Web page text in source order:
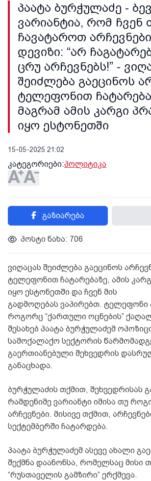
პაატა ბურჭულაძე -
ვარიანტია, რომ ჩვენ
ჩავატაროთ
დევიზი: “არ
ცრუ არჩევნებს!” -
შეიძლება გაეცინოს
ტელეფონით
მაგრამ ამის კარგი
იყო ესტონეთში
15-05-2025 21:02
კატეგორიები:პოლიტიკა
გაზიარება
პოსტი ნახა: 706
ვიღაცას შეიძლება გაეცინოს
ტელეფონით ჩატარებაზე, ამის
იყო ესტონეთში და ჩვენ მის
გადმოღებას ვაპირებთ. ტელეფონი
როგორც “ქართული ოცნების”
შესახებ პაატა ბურჭულაძემ
სამოქალაქო სექტორის
გაერთიანებული შეხვედრის
განაცხადა.
ბურჭულაძის თქმით, შეხვედრისას
რამდენიმე ვარიანტი იმისა თუ
არჩევნები. მისივე თქმით,
სექტემბერში ჩატარდება.
პაატა ბურჭულაძემ ასევე ახალი
შექმნა დაანონსა, რომელსაც მისი
“რუსთაველის გამზირი” ერქმევა.